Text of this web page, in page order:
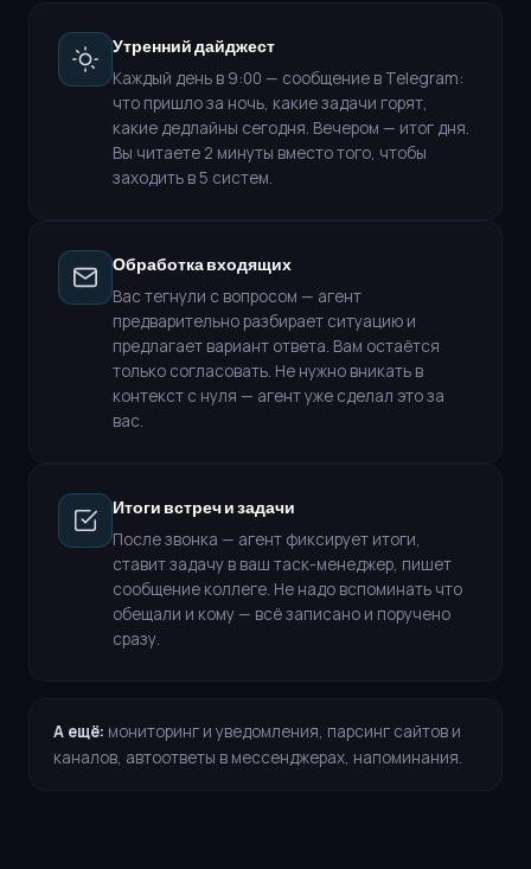
Утренний дайджест
Каждый день в 9:00 — сообщение в Telegram:
что пришло за ночь, какие задачи горят,
какие дедлайны сегодня. Вечером — итог дня.
Вы читаете 2 минуты вместо того, чтобы
заходить в 5 систем.
Обработка входящих
Вас тегнули с вопросом — агент
предварительно разбирает ситуацию и
предлагает вариант ответа. Вам остаётся
только согласовать. Не нужно вникать в
контекст с нуля — агент уже сделал это за
вас.
Итоги встреч и задачи
После звонка — агент фиксирует итоги,
ставит задачу в ваш таск-менеджер, пишет
сообщение коллеге. Не надо вспоминать что
обещали и кому — всё записано и поручено
сразу.
А ещё: мониторинг и уведомления, парсинг сайтов и
каналов, автоответы в мессенджерах, напоминания.